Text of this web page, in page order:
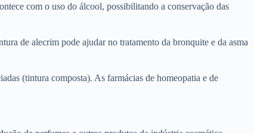
com o uso do álcool, possibilitando a conservação das
de alecrim pode ajudar no tratamento da bronquite e da asma
(tintura composta). As farmácias de homeopatia e de